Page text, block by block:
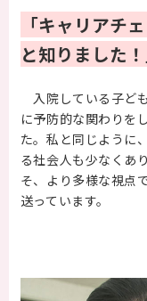
「キャリアチ
と知りました！
入院している子ど
に予防的な関わりを
た。私と同じように
る社会人も少なくあ
そ、より多様な視点
送っています。